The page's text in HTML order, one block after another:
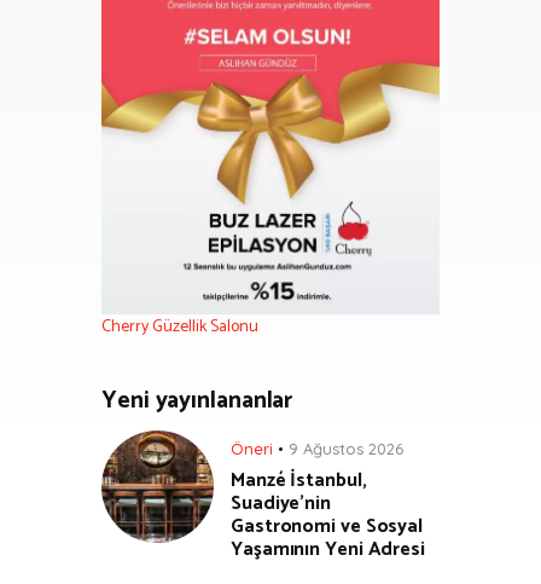
Cherry Güzellik Salonu
Yeni yayınlananlar
Öneri 9 Ağustos 2026
Manzé İstanbul,
Suadiye’nin
Gastronomi ve Sosyal
Yaşamının Yeni Adresi